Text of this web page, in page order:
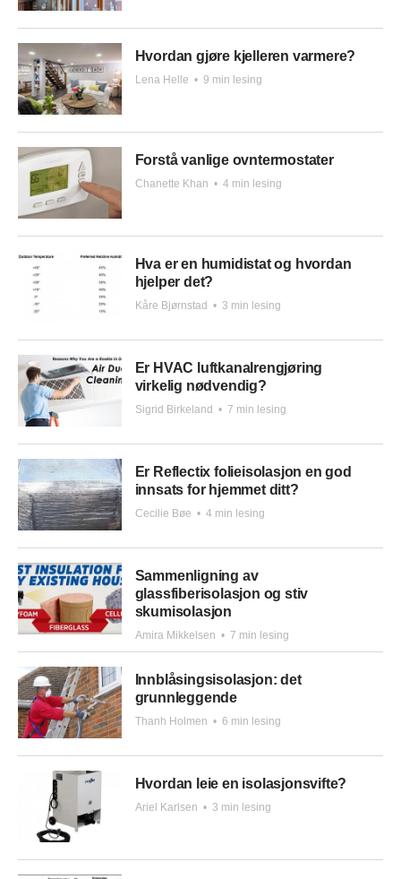
Hvordan gjøre kjelleren varmere?
Lena Helle • 9 min lesing
Forstå vanlige ovntermostater
Chanette Khan • 4 min lesing
Hva er en humidistat og hvordan
hjelper det?
Kåre Bjørnstad • 3 min lesing
Er HVAC luftkanalrengjøring
virkelig nødvendig?
Sigrid Birkeland • 7 min lesing
Er Reflectix folieisolasjon en god
innsats for hjemmet ditt?
Cecilie Bøe • 4 min lesing
Sammenligning av
glassfiberisolasjon og stiv
skumisolasjon
Amira Mikkelsen • 7 min lesing
Innblåsingsisolasjon: det
grunnleggende
Thanh Holmen • 6 min lesing
Hvordan leie en isolasjonsvifte?
Ariel Karlsen • 3 min lesing